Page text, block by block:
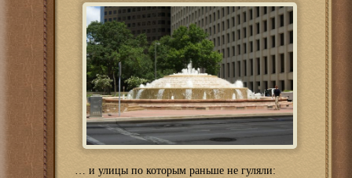
… и улицы по которым раньше не гуляли: